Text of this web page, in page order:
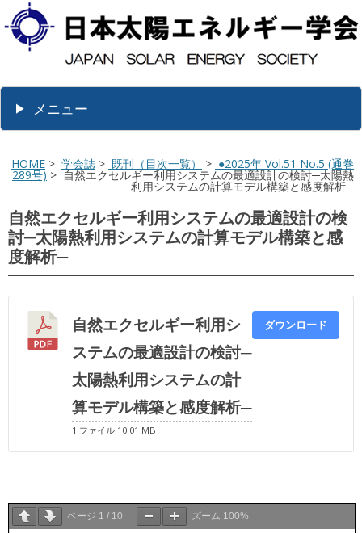
メニュー
HOME > 学会誌 > 既刊（目次一覧） > ●2025年 Vol.51 No.5 (通巻
289号) > 自然エクセルギー利用システムの最適設計の検討─太陽熱
利用システムの計算モデル構築と感度解析─
自然エクセルギー利用システムの最適設計の検
討─太陽熱利用システムの計算モデル構築と感
度解析─
自然エクセルギー利用シ
ステムの最適設計の検討─
太陽熱利用システムの計
算モデル構築と感度解析─
1 ファイル 10.01 MB
ダウンロード
ページ 1 / 10 ズーム 100%